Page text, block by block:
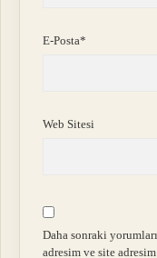
E-Posta*
Web Sitesi
Daha sonraki
adresim ve site